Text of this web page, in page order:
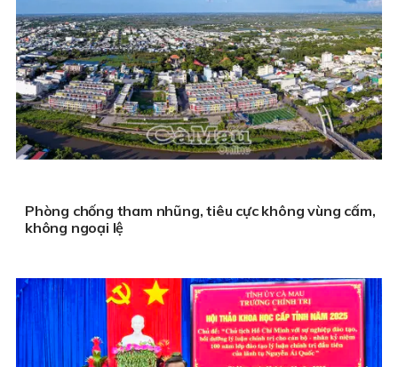
Phòng chống tham nhũng, tiêu cực không vùng cấm,
không ngoại lệ